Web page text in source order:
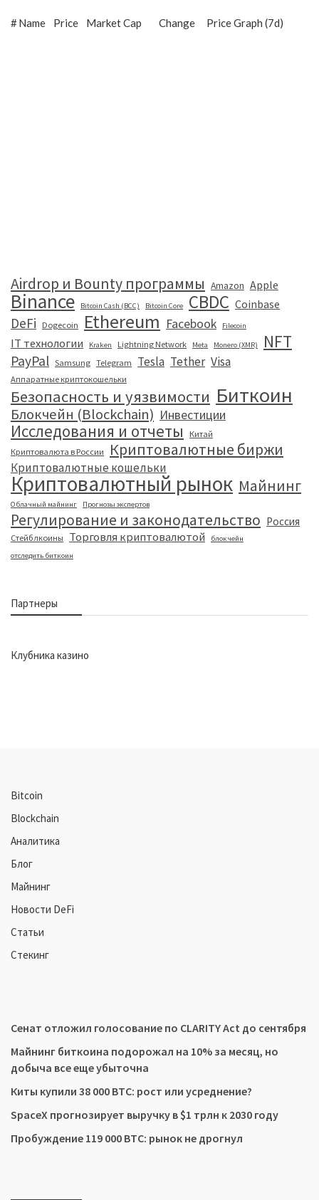
#Name Price Market Cap Change Price Graph (7d)
Airdrop и Bounty программы Amazon Apple
Binance Bitcoin Cash (BCC) Bitcoin Core CBDC Coinbase
DeFi Dogecoin Ethereum Facebook Filecoin
IT технологии Kraken Lightning Network Meta Monero (XMR) NFT
PayPal Samsung Telegram Tesla Tether Visa
Аппаратные криптокошельки
Безопасность и уязвимости Биткоин
Блокчейн (Blockchain) Инвестиции
Исследования и отчеты
Китай
Криптовалюта в России
Криптовалютные биржи
Криптовалютные кошельки
Криптовалютный рынок Майнинг
Облачный майнинг Прогнозы экспертов
Регулирование и законодательство Россия
Стейблкоины Торговля криптовалютой
блокчейн
отследить биткоин
Партнеры
Клубника казино
Bitcoin
Blockchain
Аналитика
Блог
Майнинг
Новости DeFi
Статьи
Стекинг
Сенат отложил голосование по CLARITY Act до сентября
Майнинг биткоина подорожал на 10% за месяц, но
добыча все еще убыточна
Киты купили 38 000 BTC: рост или усреднение?
SpaceX прогнозирует выручку в $1 трлн к 2030 году
Пробуждение 119 000 BTC: рынок не дрогнул